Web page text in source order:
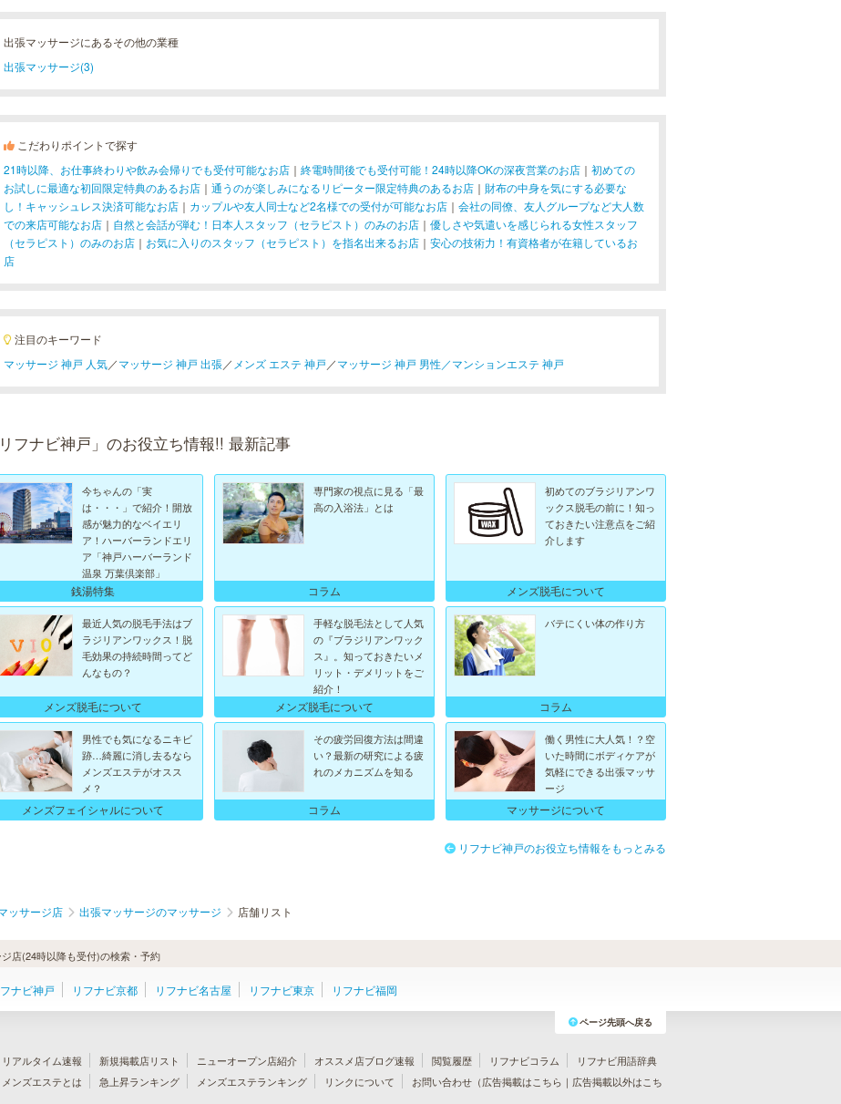
出張マッサージにあるその他の業種
出張マッサージ(3)
こだわりポイントで探す
21時以降、お仕事終わりや飲み会帰りでも受付可能なお店 ｜ 終電時間後でも受付可能！24時以降OKの深夜営業のお店 ｜ 初めての
お試しに最適な初回限定特典のあるお店 ｜ 通うのが楽しみになるリピーター限定特典のあるお店 ｜ 財布の中身を気にする必要な
し！キャッシュレス決済可能なお店 ｜ カップルや友人同士など2名様での受付が可能なお店 ｜ 会社の同僚、友人グループなど大人数
での来店可能なお店 ｜ 自然と会話が弾む！日本人スタッフ（セラピスト）のみのお店 ｜ 優しさや気遣いを感じられる女性スタッフ
（セラピスト）のみのお店 ｜ お気に入りのスタッフ（セラピスト）を指名出来るお店 ｜ 安心の技術力！有資格者が在籍しているお
店
注目のキーワード
マッサージ 神戸 人気／マッサージ 神戸 出張／ メンズ エステ 神戸／マッサージ 神戸 男性／マンションエステ 神戸
リフナビ神戸」のお役立ち情報!! 最新記事
今ちゃんの「実
は・・・」で紹介！開放
感が魅力的なベイエリ
ア！ハーバーランドエリ
ア「神戸ハーバーランド
温泉 万葉倶楽部」
銭湯特集
専門家の視点に見る「最
高の入浴法」とは
コラム
初めてのブラジリアンワ
ックス脱毛の前に！知っ
ておきたい注意点をご紹
介します
メンズ脱毛について
最近人気の脱毛手法はブ
ラジリアンワックス！脱
毛効果の持続時間ってど
んなもの？
メンズ脱毛について
手軽な脱毛法として人気
の『ブラジリアンワック
ス』。知っておきたいメ
リット・デメリットをご
紹介！
メンズ脱毛について
バテにくい体の作り方
コラム
男性でも気になるニキビ
跡…綺麗に消し去るなら
メンズエステがオスス
メ？
メンズフェイシャルについて
その疲労回復方法は間違
い？最新の研究による疲
れのメカニズムを知る
コラム
働く男性に大人気！？空
いた時間にボディケアが
気軽にできる出張マッサ
ージ
マッサージについて
リフナビ神戸のお役立ち情報をもっとみる
ッサージ店 出張マッサージのマッサージ 店舗リスト
店(24時以降も受付)の検索・予約
ナビ神戸 リフナビ京都 リフナビ名古屋 リフナビ東京 リフナビ福岡
ページ先頭へ戻る
リアルタイム速報 新規掲載店リスト ニューオープン店紹介 オススメ店ブログ速報 閲覧履歴 リフナビコラム
リフナビ用語辞典
メンズエステとは
急上昇ランキング メンズエステランキング リンクについて お問い合わせ（広告掲載はこちら ｜ 広告掲載以外はこち